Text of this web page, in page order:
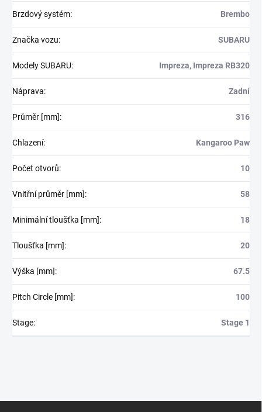
Brzdový systém: Brembo
Značka vozu: SUBARU
Modely SUBARU: Impreza, Impreza RB320
Náprava: Zadní
Průměr [mm]: 316
Chlazení: Kangaroo Paw
Počet otvorů: 10
Vnitřní průměr [mm]: 58
Minimální tloušťka [mm]: 18
Tloušťka [mm]: 20
Výška [mm]: 67.5
Pitch Circle [mm]: 100
Stage: Stage 1